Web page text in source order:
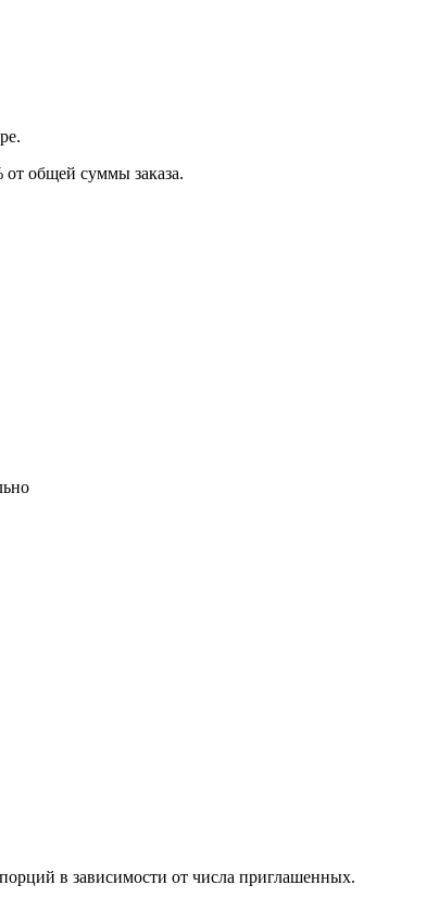
от общей суммы заказа.
в зависимости от числа приглашенных.